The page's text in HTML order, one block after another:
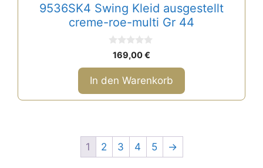
9536SK4 Swing Kleid ausgestellt
creme-roe-multi Gr 44
0
o
n
5
169,00€
In den Warenkorb
1 2 3 4 5 →